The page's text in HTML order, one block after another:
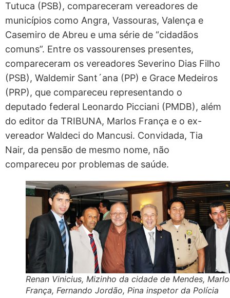
Tutuca (PSB), compareceram vereadores de
municípios como Angra, Vassouras, Valença e
Casemiro de Abreu e uma série de “cidadãos
comuns”. Entre os vassourenses presentes,
compareceram os vereadores Severino Dias Filho
(PSB), Waldemir Sant´ana (PP) e Grace Medeiros
(PRP), que compareceu representando o
deputado federal Leonardo Picciani (PMDB), além
do editor da TRIBUNA, Marlos França e o ex-
vereador Waldeci do Mancusi. Convidada, Tia
Nair, da pensão de mesmo nome, não
compareceu por problemas de saúde.
Renan Vinicius, Mizinho da cidade de Mendes,
França, Fernando Jordão, Pina inspetor da Polícia